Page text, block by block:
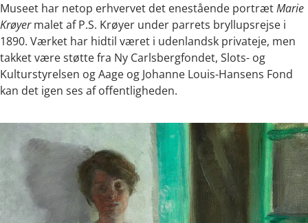
Museet har netop erhvervet det enestående portrætMarie
Krøyermalet af P.S. Krøyer under parrets bryllupsrejse i
1890. Værket har hidtil været i udenlandsk privateje, men
takket være støtte fra Ny Carlsbergfondet, Slots- og
Kulturstyrelsen og Aage og Johanne Louis-Hansens Fond
kan det igen ses af offentligheden.